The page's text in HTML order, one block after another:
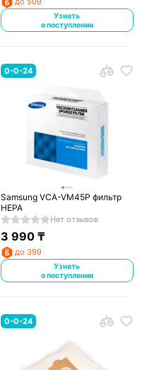
Узнать
о поступлении
0-0-24
Samsung VCA-VM45P фильтр
HEPA
Нет отзывов
3 990 ₸
до 399
Узнать
о поступлении
0-0-24